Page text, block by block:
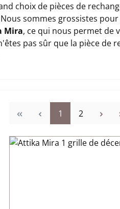
choix de pièces de
sommes grossistes
Mira, ce qui nous permet de
pas sûr que la pièce de
Page
1 Page
2